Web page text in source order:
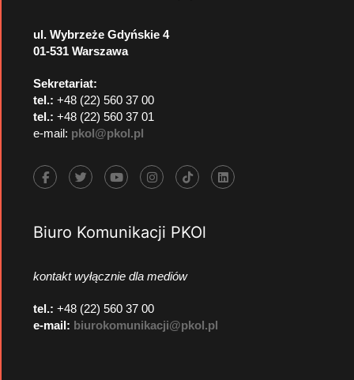
ul. Wybrzeże Gdyńskie 4
01-531 Warszawa
Sekretariat:
tel.: +48 (22) 560 37 00
tel.: +48 (22) 560 37 01
e-mail: pkol@pkol.pl
Biuro Komunikacji PKOl
kontakt wyłącznie dla mediów
tel.: +48 (22) 560 37 00
e-mail: biurokomunikacji@pkol.pl